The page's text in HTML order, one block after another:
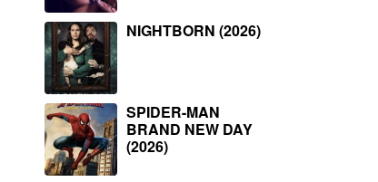
NIGHTBORN (2026)
SPIDER-MAN
BRAND NEW DAY
(2026)